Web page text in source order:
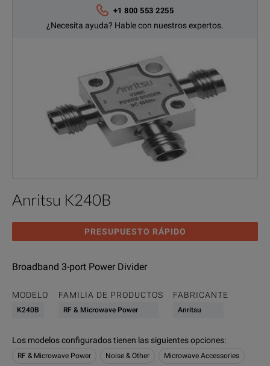
+1 800 553 2255
¿Necesita ayuda? Hable con nuestros expertos.
Anritsu K240B
PRESUPUESTO RÁPIDO
Broadband 3-port Power Divider
MODELO
K240B
FAMILIA DE PRODUCTOS
RF & Microwave Power
FABRICANTE
Anritsu
Los modelos configurados tienen las siguientes opciones:
RF & Microwave Power Noise & Other Microwave Accessories